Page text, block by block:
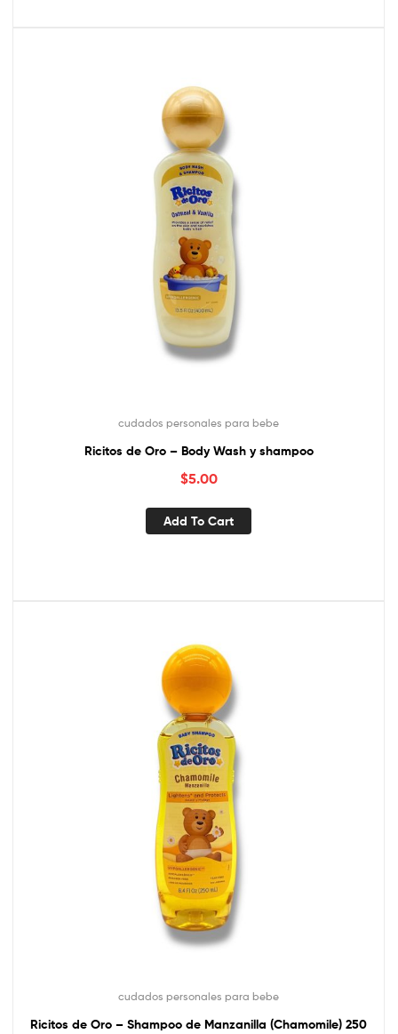
cudados personales para bebe
Ricitos de Oro – Body Wash y shampoo
$5.00
Add To Cart
cudados personales para bebe
Ricitos de Oro – Shampoo de Manzanilla (Chamomile) 250